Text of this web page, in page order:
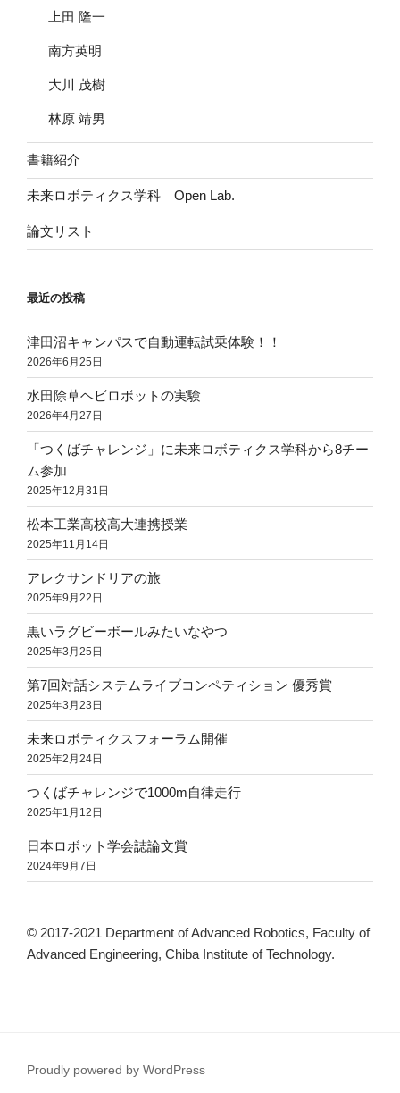
上田 隆一
南方英明
大川 茂樹
林原 靖男
書籍紹介
未来ロボティクス学科 Open Lab.
論文リスト
最近の投稿
津田沼キャンパスで自動運転試乗体験！！
2026年6月25日
水田除草ヘビロボットの実験
2026年4月27日
「つくばチャレンジ」に未来ロボティクス学科から8チー
ム参加
2025年12月31日
松本工業高校高大連携授業
2025年11月14日
アレクサンドリアの旅
2025年9月22日
黒いラグビーボールみたいなやつ
2025年3月25日
第7回対話システムライブコンペティション 優秀賞
2025年3月23日
未来ロボティクスフォーラム開催
2025年2月24日
つくばチャレンジで1000m自律走行
2025年1月12日
日本ロボット学会誌論文賞
2024年9月7日
© 2017-2021 Department of Advanced Robotics, Faculty of
Advanced Engineering, Chiba Institute of Technology.
Proudly powered by WordPress